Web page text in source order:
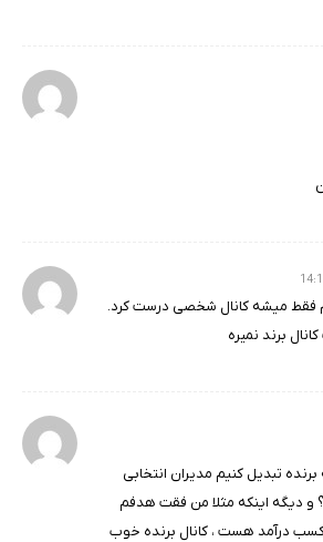
فقط میشه کانال شخصی درست کرد.
برند نمیره
برنده تبدیل کنیم مدیران انتخابی
دیگه اینکه مثلا من فقت هدفم
درآمد هست ، کانال برنده خوب